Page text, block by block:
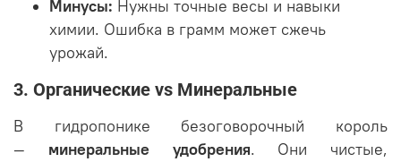
Минусы: Нужны точные весы и навыки
химии. Ошибка в грамм может сжечь
урожай.
3. Органические vs Минеральные
В гидропонике безоговорочный король
—
минеральные удобрения. Они чистые,